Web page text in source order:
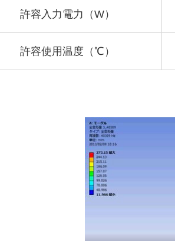
許容入力電力（W）
許容使用温度（℃）